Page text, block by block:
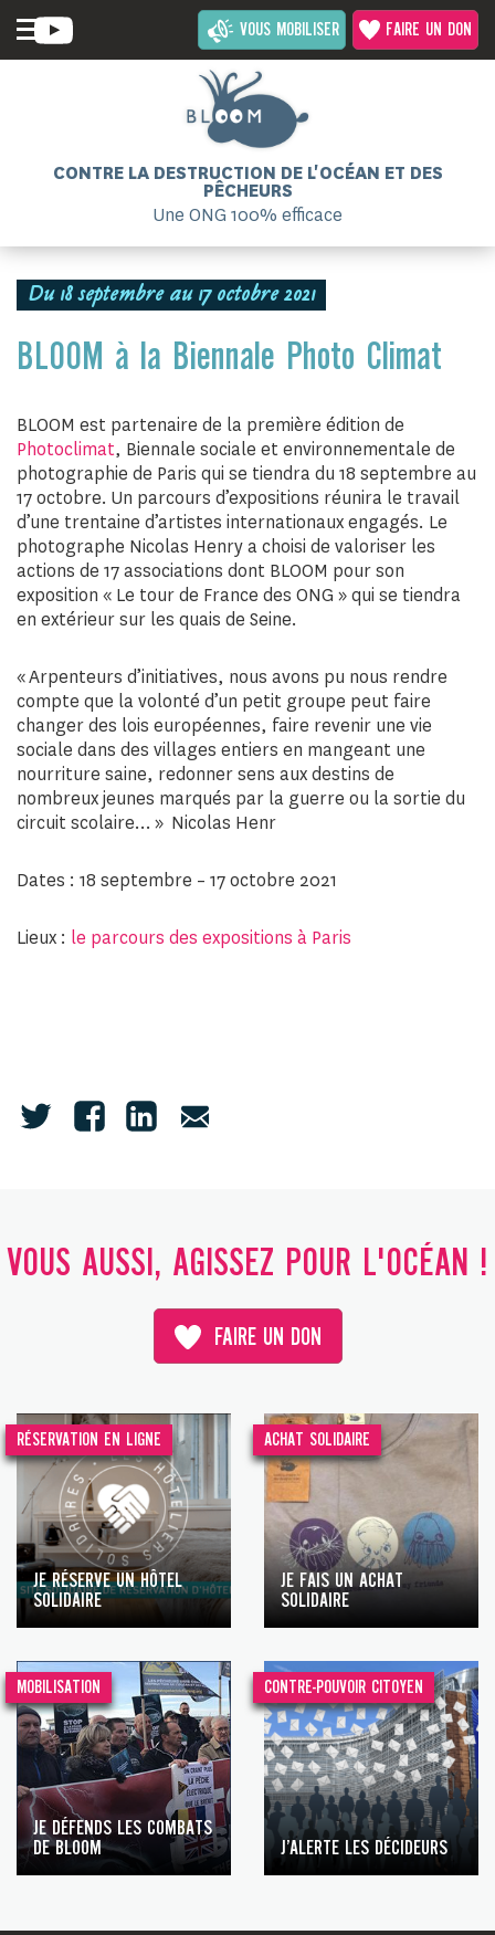
CONTRE LA DESTRUCTION DE L'OCÉAN ET DES
PÊCHEURS
Une ONG 100% efficace
VOUS MOBILISER FAIRE UN DON
Du 18 septembre au 17 octobre 2021
BLOOM à la Biennale Photo Climat
BLOOM est partenaire de la première édition de
Photoclimat, Biennale sociale et environnementale de
photographie de Paris qui se tiendra du 18 septembre au
17 octobre. Un parcours d’expositions réunira le travail
d’une trentaine d’artistes internationaux engagés. Le
photographe Nicolas Henry a choisi de valoriser les
actions de 17 associations dont BLOOM pour son
exposition « Le tour de France des ONG » qui se tiendra
en extérieur sur les quais de Seine.
« Arpenteurs d’initiatives, nous avons pu nous rendre
compte que la volonté d’un petit groupe peut faire
changer des lois européennes, faire revenir une vie
sociale dans des villages entiers en mangeant une
nourriture saine, redonner sens aux destins de
nombreux jeunes marqués par la guerre ou la sortie du
circuit scolaire… » Nicolas Henr
Dates : 18 septembre – 17 octobre 2021
Lieux : le parcours des expositions à Paris
VOUS AUSSI, AGISSEZ POUR L'OCÉAN !
FAIRE UN DON
RÉSERVATION EN LIGNE
JE RÉSERVE UN HÔTEL
SOLIDAIRE
ACHAT SOLIDAIRE
JE FAIS UN ACHAT
SOLIDAIRE
MOBILISATION
JE DÉFENDS LES COMBATS
DE BLOOM
CONTRE-POUVOIR CITOYEN
J’ALERTE LES DÉCIDEURS